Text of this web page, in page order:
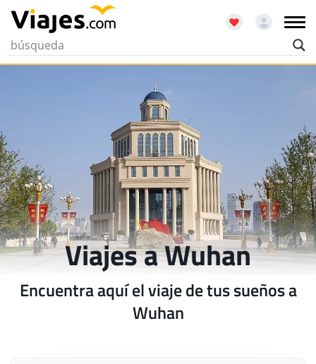
Viajes a Wuhan
Encuentra aquí el viaje de tus sueños a
Wuhan